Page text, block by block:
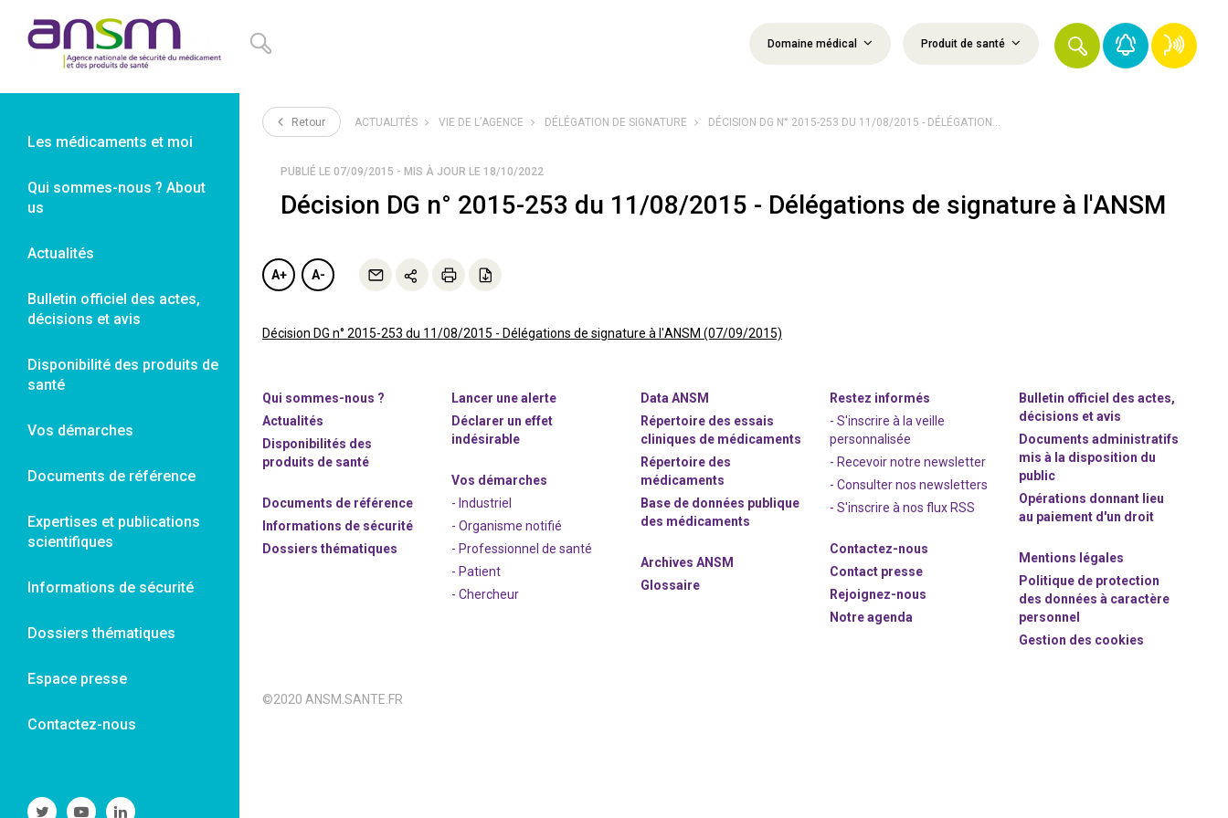
Domaine médical Produit de santé
Les médicaments et moi
Qui sommes-nous ? About
us
Actualités
Bulletin officiel des actes,
décisions et avis
Disponibilité des produits de
santé
Vos démarches
Documents de référence
Expertises et publications
scientifiques
Informations de sécurité
Dossiers thématiques
Espace presse
Contactez-nous
SuivreSuivreSuivre
Retour ACTUALITÉS VIE DE L’AGENCE DÉLÉGATION DE SIGNATURE DÉCISION DG N° 2015-253 DU 11/08/2015 - DÉLÉGATION...
PUBLIÉ LE 07/09/2015 - MIS À JOUR LE 18/10/2022
Décision DG n° 2015-253 du 11/08/2015 - Délégations de signature à l'ANSM
A+ A-
Décision DG n° 2015-253 du 11/08/2015 - Délégations de signature à l'ANSM (07/09/2015)
Qui sommes-nous ?
Actualités
Disponibilités des
produits de santé
Documents de référence
Informations de sécurité
Dossiers thématiques
Lancer une alerte
Déclarer un effet
indésirable
Vos démarches
- Industriel
- Organisme notifié
- Professionnel de santé
- Patient
- Chercheur
Data ANSM
Répertoire des essais
cliniques de médicaments
Répertoire des
médicaments
Base de données publique
des médicaments
Archives ANSM
Glossaire
Restez informés
- S'inscrire à la veille
personnalisée
- Recevoir notre newsletter
- Consulter nos newsletters
-S'inscrire à nos flux RSS
Contactez-nous
Contact presse
Rejoignez-nous
Notre agenda
Bulletin officiel des actes,
décisions et avis
Documents administratifs
mis à la disposition du
public
Opérations donnant lieu
au paiement d'un droit
Mentions légales
Politique de protection
des données à caractère
personnel
Gestion des cookies
©2020 ANSM.SANTE.FR